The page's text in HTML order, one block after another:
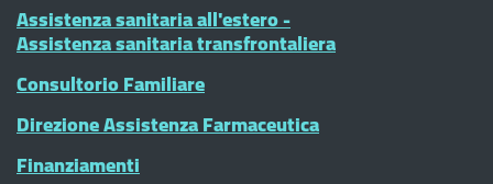
Assistenza sanitaria all'estero -
Assistenza sanitaria transfrontaliera
Consultorio Familiare
Direzione Assistenza Farmaceutica
Finanziamenti